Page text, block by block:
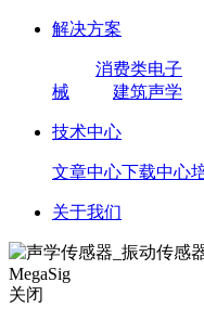
解决方案
消费类电子
械
建筑声学
技术中心
文章中心下载中心
关于我们
关闭